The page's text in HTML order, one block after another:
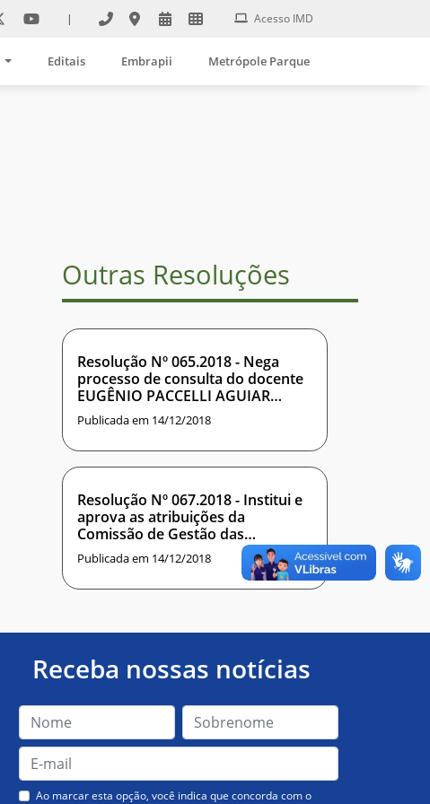
| Acesso IMD
Editais Embrapii Metrópole Parque
Outras Resoluções
Resolução Nº 065.2018 - Nega
processo de consulta do docente
EUGÊNIO PACCELLI AGUIAR
FREIRE
Publicada em 14/12/2018
Resolução Nº 067.2018 - Institui e
aprova as atribuições da
Comissão de Gestão das
Residências em Tecnologia da
Informação do Instituto
Metrópole Digital da UFRN
Publicada em 14/12/2018
Receba nossas notícias
Ao marcar esta opção, você indica que concorda com o